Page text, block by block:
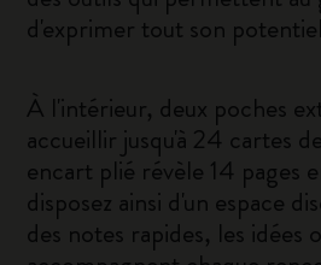
d'exprimer tout son
À l'intérieur, deux poches
accueillir jusqu'à 24 cartes
encart plié révèle 14 pages
disposez ainsi d'un espace
des notes rapides, les idées